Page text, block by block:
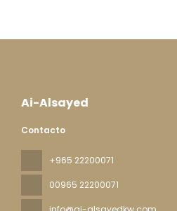
Ai-Alsayed
Contacto
+965 22200071
00965 22200071